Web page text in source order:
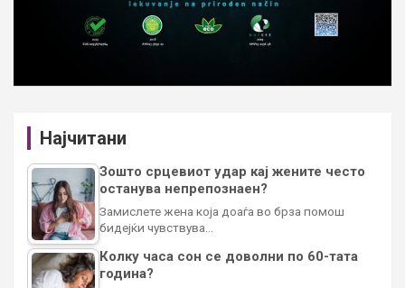
Најчитани
Зошто срцевиот удар кај жените често
останува непрепознаен?
Замислете жена која доаѓа во брза помош
бидејќи чувствува…
Колку часа сон се доволни по 60-тата
година?